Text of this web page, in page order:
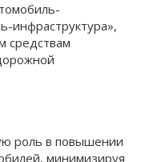
инфраструктура»,
средствам
роль в повышении
минимизируя